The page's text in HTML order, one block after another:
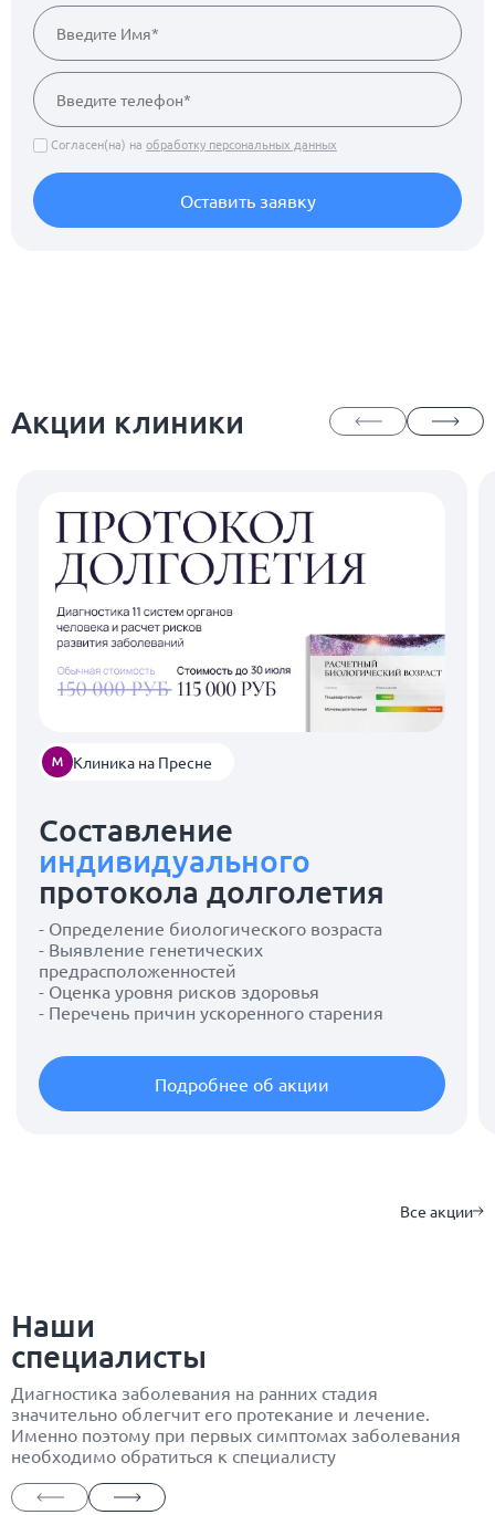
Согласен(на) на обработку персональных данных
Оставить заявку
Акции клиники
Клиника на Пресне
Составление
индивидуального
протокола долголетия
- Определение биологического возраста
- Выявление генетических
предрасположенностей
- Оценка уровня рисков здоровья
- Перечень причин ускоренного старения
Подробнее об акции
Все акции
Наши
специалисты
Диагностика заболевания на ранних стадия
значительно облегчит его протекание и лечение.
Именно поэтому при первых симптомах заболевания
необходимо обратиться к специалисту